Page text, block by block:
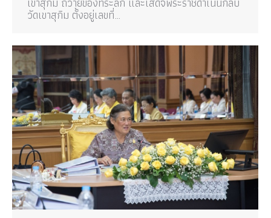
วัดเขาสุกิม ตั้งอยู่เลขที่…